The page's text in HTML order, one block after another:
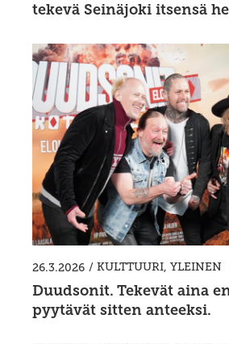
tekevä Seinäjoki itsensä
26.3.2026 / KULTTUURI, YLEINEN
Duudsonit. Tekevät aina
pyytävät sitten anteeksi.